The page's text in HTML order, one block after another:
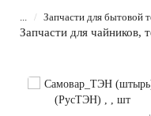
... Запчасти для бытовой
Запчасти для чайников,